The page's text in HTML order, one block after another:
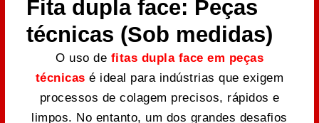
Fita dupla face: Peças
técnicas (Sob medidas)
O uso de fitas dupla face em peças
técnicas é ideal para indústrias que exigem
processos de colagem precisos, rápidos e
limpos. No entanto, um dos grandes desafios